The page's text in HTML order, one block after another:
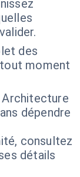
des
moment
Architecture
dépendre
consultez
détails